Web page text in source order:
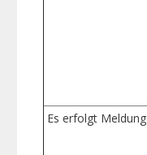
Es erfolgt Meldung